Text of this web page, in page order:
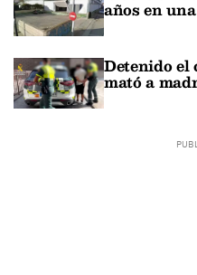
años en
Detenido el
mató a